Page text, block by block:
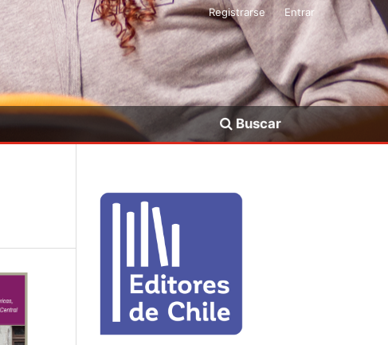
Buscar
Registrarse Entrar